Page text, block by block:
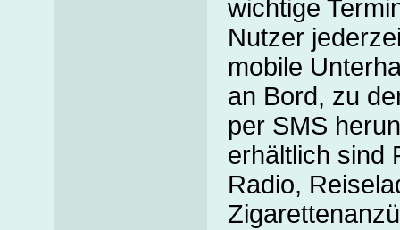
wichtige
Nutzer
mobile
an Bord, zu
per SMS
erhältlich sind
Radio,